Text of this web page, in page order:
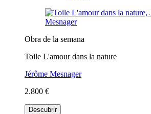
Obra de la semana
Toile L'amour dans la nature
Jérôme Mesnager
2.800 €
Descubrir